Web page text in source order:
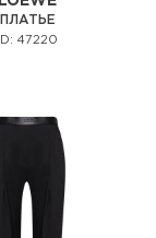
ПЛАТЬЕ
ID: 47220